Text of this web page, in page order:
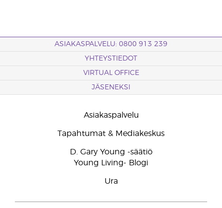
ASIAKASPALVELU: 0800 913 239
YHTEYSTIEDOT
VIRTUAL OFFICE
JÄSENEKSI
Asiakaspalvelu
Tapahtumat & Mediakeskus
D. Gary Young -säätiö
Young Living- Blogi
Ura